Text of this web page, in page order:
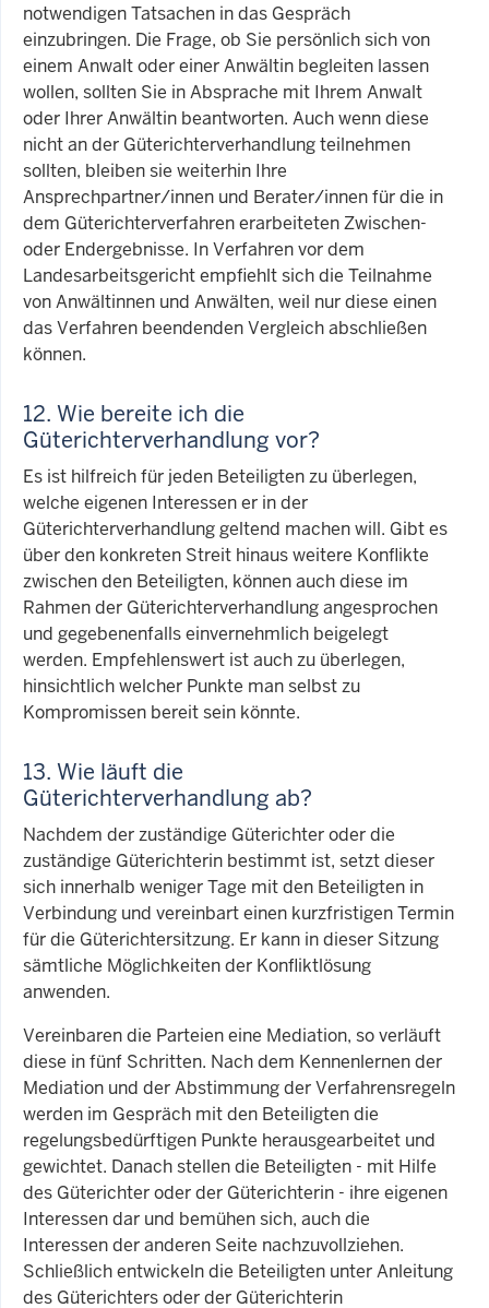
notwendigen Tatsachen in das Gespräch
einzubringen. Die Frage, ob Sie persönlich sich von
einem Anwalt oder einer Anwältin begleiten lassen
wollen, sollten Sie in Absprache mit Ihrem Anwalt
oder Ihrer Anwältin beantworten. Auch wenn diese
nicht an der Güterichterverhandlung teilnehmen
sollten, bleiben sie weiterhin Ihre
Ansprechpartner/innen und Berater/innen für die in
dem Güterichterverfahren erarbeiteten Zwischen-
oder Endergebnisse. In Verfahren vor dem
Landesarbeitsgericht empfiehlt sich die Teilnahme
von Anwältinnen und Anwälten, weil nur diese einen
das Verfahren beendenden Vergleich abschließen
können.
12. Wie bereite ich die
Güterichterverhandlung vor?
Es ist hilfreich für jeden Beteiligten zu überlegen,
welche eigenen Interessen er in der
Güterichterverhandlung geltend machen will. Gibt es
über den konkreten Streit hinaus weitere Konflikte
zwischen den Beteiligten, können auch diese im
Rahmen der Güterichterverhandlung angesprochen
und gegebenenfalls einvernehmlich beigelegt
werden. Empfehlenswert ist auch zu überlegen,
hinsichtlich welcher Punkte man selbst zu
Kompromissen bereit sein könnte.
13. Wie läuft die
Güterichterverhandlung ab?
Nachdem der zuständige Güterichter oder die
zuständige Güterichterin bestimmt ist, setzt dieser
sich innerhalb weniger Tage mit den Beteiligten in
Verbindung und vereinbart einen kurzfristigen Termin
für die Güterichtersitzung. Er kann in dieser Sitzung
sämtliche Möglichkeiten der Konfliktlösung
anwenden.
Vereinbaren die Parteien eine Mediation, so verläuft
diese in fünf Schritten. Nach dem Kennenlernen der
Mediation und der Abstimmung der Verfahrensregeln
werden im Gespräch mit den Beteiligten die
regelungsbedürftigen Punkte herausgearbeitet und
gewichtet. Danach stellen die Beteiligten - mit Hilfe
des Güterichter oder der Güterichterin - ihre eigenen
Interessen dar und bemühen sich, auch die
Interessen der anderen Seite nachzuvollziehen.
Schließlich entwickeln die Beteiligten unter Anleitung
des Güterichters oder der Güterichterin